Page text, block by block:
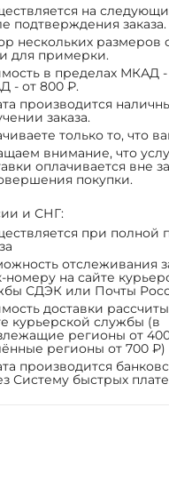
на
подтверждения заказа.
нескольких размеров
для примерки.
в пределах МКАД -
- от 800 ₽.
производится
заказа.
только то, что
внимание, что
оплачивается вне
покупки.
и СНГ:
при полной
отслеживания
номеру на сайте
СДЭК или Почты
доставки
курьерской службы (в
регионы от
регионы от 700 ₽)
производится
Систему быстрых